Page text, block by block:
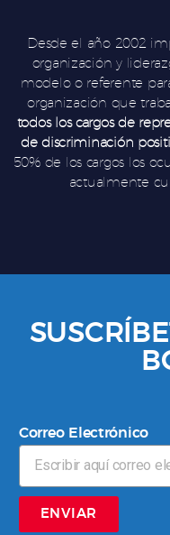
Desde el año 2002
organización y
modelo o referente
organización que
todos los cargos de
de discriminación
50% de los cargos los
actualmente
Correo Electrónico
ENVIAR